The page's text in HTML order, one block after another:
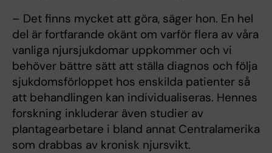
– Det finns mycket att göra, säger hon. En hel
del är fortfarande okänt om varför flera av våra
vanliga njursjukdomar uppkommer och vi
behöver bättre sätt att ställa diagnos och följa
sjukdomsförloppet hos enskilda patienter så
att behandlingen kan individualiseras. Hennes
forskning inkluderar även studier av
plantagearbetare i bland annat Centralamerika
som drabbas av kronisk njursvikt.